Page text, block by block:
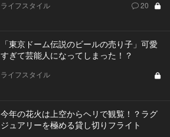
ライフスタイル 20
「東京ドーム伝説のビールの売り子」可愛
すぎて芸能人になってしまった！？
ライフスタイル
今年の花火は上空からヘリで観覧！？ラグ
ジュアリーを極める貸し切りフライト